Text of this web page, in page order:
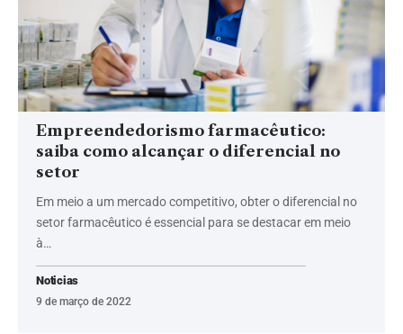
Empreendedorismo farmacêutico:
saiba como alcançar o diferencial no
setor
Em meio a um mercado competitivo, obter o diferencial no
setor farmacêutico é essencial para se destacar em meio
à…
Noticias
9 de março de 2022